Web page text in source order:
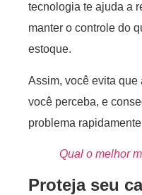
tecnologia te ajuda a
manter o controle do
estoque.
Assim, você evita
você perceba, e
problema
Qual o melhor
Proteja seu